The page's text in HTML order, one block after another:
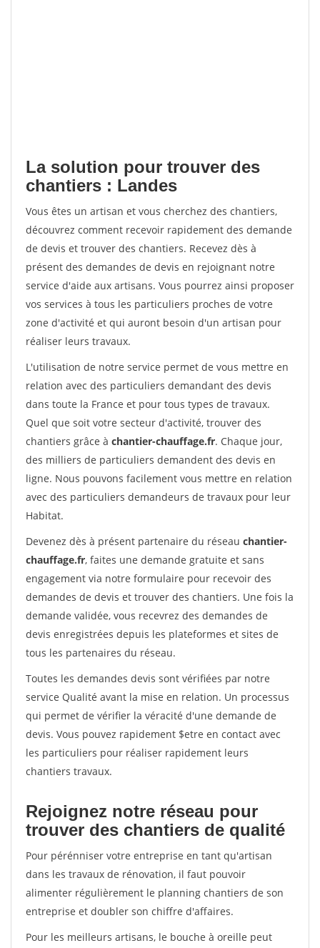
La solution pour trouver des
chantiers : Landes
Vous êtes un artisan et vous cherchez des chantiers,
découvrez comment recevoir rapidement des demande
de devis et trouver des chantiers. Recevez dès à
présent des demandes de devis en rejoignant notre
service d'aide aux artisans. Vous pourrez ainsi proposer
vos services à tous les particuliers proches de votre
zone d'activité et qui auront besoin d'un artisan pour
réaliser leurs travaux.
L'utilisation de notre service permet de vous mettre en
relation avec des particuliers demandant des devis
dans toute la France et pour tous types de travaux.
Quel que soit votre secteur d'activité, trouver des
chantiers grâce à chantier-chauffage.fr. Chaque jour,
des milliers de particuliers demandent des devis en
ligne. Nous pouvons facilement vous mettre en relation
avec des particuliers demandeurs de travaux pour leur
Habitat.
Devenez dès à présent partenaire du réseau chantier-
chauffage.fr, faites une demande gratuite et sans
engagement via notre formulaire pour recevoir des
demandes de devis et trouver des chantiers. Une fois la
demande validée, vous recevrez des demandes de
devis enregistrées depuis les plateformes et sites de
tous les partenaires du réseau.
Toutes les demandes devis sont vérifiées par notre
service Qualité avant la mise en relation. Un processus
qui permet de vérifier la véracité d'une demande de
devis. Vous pouvez rapidement $etre en contact avec
les particuliers pour réaliser rapidement leurs
chantiers travaux.
Rejoignez notre réseau pour
trouver des chantiers de qualité
Pour pérénniser votre entreprise en tant qu'artisan
dans les travaux de rénovation, il faut pouvoir
alimenter régulièrement le planning chantiers de son
entreprise et doubler son chiffre d'affaires.
Pour les meilleurs artisans, le bouche à oreille peut